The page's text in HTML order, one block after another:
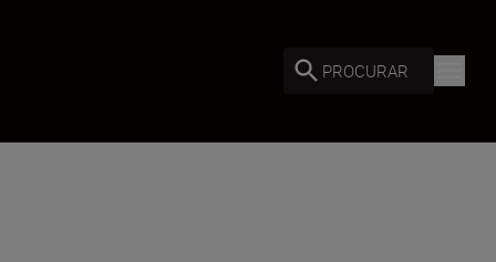
PROCURAR